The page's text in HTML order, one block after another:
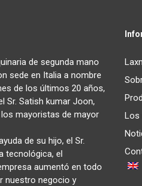
de segunda mano
sede en Italia a nombre
de los últimos 20 años,
Sr. Satish kumar Joon,
mayoristas de mayor
de su hijo, el Sr.
tecnológica, el
aumentó en todo
nuestro negocio y
Los